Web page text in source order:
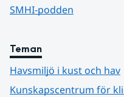
SMHI-podden
Teman
Havsmiljö i kust och hav
Kunskapscentrum för